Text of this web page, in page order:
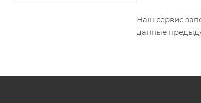
Наш сервис
данные